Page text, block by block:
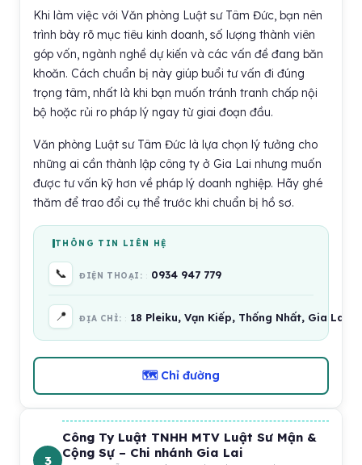
Khi làm việc với Văn phòng Luật sư Tâm Đức, bạn nên
trình bày rõ mục tiêu kinh doanh, số lượng thành viên
góp vốn, ngành nghề dự kiến và các vấn đề đang băn
khoăn. Cách chuẩn bị này giúp buổi tư vấn đi đúng
trọng tâm, nhất là khi bạn muốn tránh tranh chấp nội
bộ hoặc rủi ro pháp lý ngay từ giai đoạn đầu.
Văn phòng Luật sư Tâm Đức là lựa chọn lý tưởng cho
những ai cần thành lập công ty ở Gia Lai nhưng muốn
được tư vấn kỹ hơn về pháp lý doanh nghiệp. Hãy ghé
thăm để trao đổi cụ thể trước khi chuẩn bị hồ sơ.
THÔNG TIN LIÊN HỆ
📞 ĐIỆN THOẠI: 0934 947 779
📍 ĐỊA CHỈ: 18 Pleiku, Vạn Kiếp, Thống Nhất, Gia Lai,
🗺 Chỉ đường
3
Công Ty Luật TNHH MTV Luật Sư Mận &
Cộng Sự – Chi nhánh Gia Lai